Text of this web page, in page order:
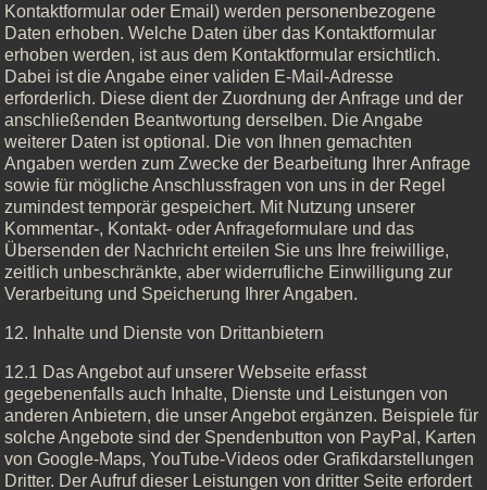
Kontaktformular oder Email) werden personenbezogene
Daten erhoben. Welche Daten über das Kontaktformular
erhoben werden, ist aus dem Kontaktformular ersichtlich.
Dabei ist die Angabe einer validen E-Mail-Adresse
erforderlich. Diese dient der Zuordnung der Anfrage und der
anschließenden Beantwortung derselben. Die Angabe
weiterer Daten ist optional. Die von Ihnen gemachten
Angaben werden zum Zwecke der Bearbeitung Ihrer Anfrage
sowie für mögliche Anschlussfragen von uns in der Regel
zumindest temporär gespeichert. Mit Nutzung unserer
Kommentar-, Kontakt- oder Anfrageformulare und das
Übersenden der Nachricht erteilen Sie uns Ihre freiwillige,
zeitlich unbeschränkte, aber widerrufliche Einwilligung zur
Verarbeitung und Speicherung Ihrer Angaben.
12. Inhalte und Dienste von Drittanbietern
12.1 Das Angebot auf unserer Webseite erfasst
gegebenenfalls auch Inhalte, Dienste und Leistungen von
anderen Anbietern, die unser Angebot ergänzen. Beispiele für
solche Angebote sind der Spendenbutton von PayPal, Karten
von Google-Maps, YouTube-Videos oder Grafikdarstellungen
Dritter. Der Aufruf dieser Leistungen von dritter Seite erfordert